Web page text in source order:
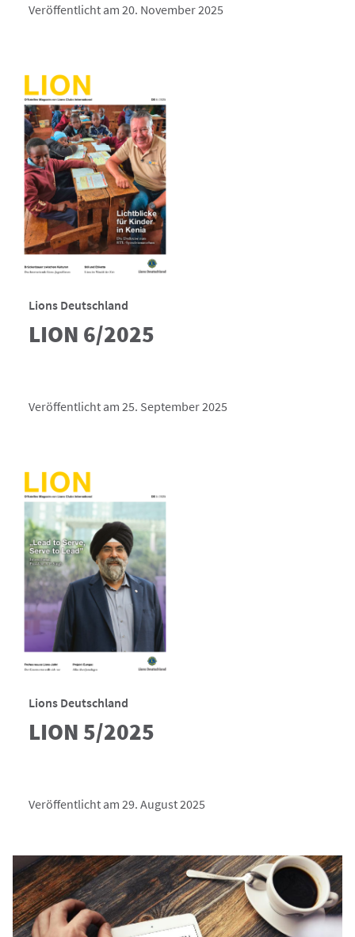
Veröffentlicht am 20. November 2025
Lions Deutschland
LION 6/2025
Veröffentlicht am 25. September 2025
Lions Deutschland
LION 5/2025
Veröffentlicht am 29. August 2025